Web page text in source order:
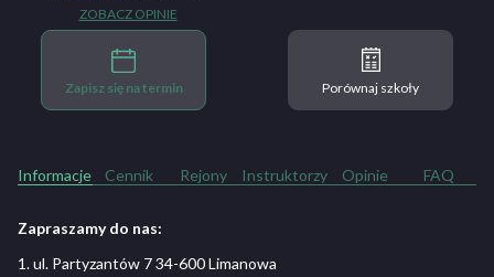
ZOBACZ OPINIE
Zapisz się na termin Porównaj szkoły
Informacje Cennik Rejony Instruktorzy Opinie FAQ
Zapraszamy do nas:
1. ul. Partyzantów 7 34-600 Limanowa